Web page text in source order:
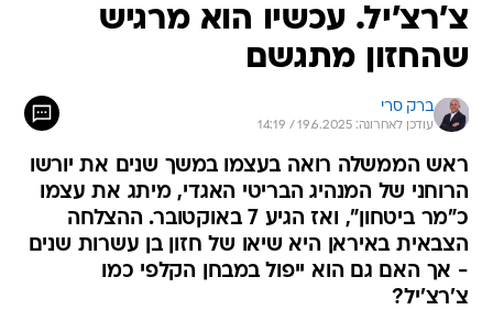
צ'רצ'יל. עכשיו הוא מרגיש
שהחזון מתגשם
ברק סרי
עודכן לאחרונה: 19.6.2025 / 14:19
ראש הממשלה רואה בעצמו במשך שנים את יורשו
הרוחני של המנהיג הבריטי האגדי, מיתג את עצמו
כ"מר ביטחון", ואז הגיע 7 באוקטובר. ההצלחה
הצבאית באיראן היא שיאו של חזון בן עשרות שנים
- אך האם גם הוא ייפול במבחן הקלפי כמו
צ'רצ'יל?